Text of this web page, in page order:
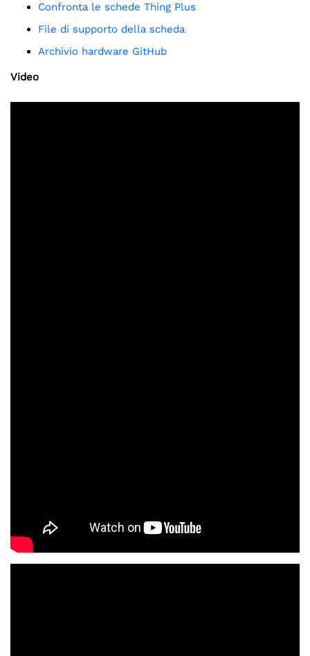
Confronta le schede Thing Plus
File di supporto della scheda
Archivio hardware GitHub
Video